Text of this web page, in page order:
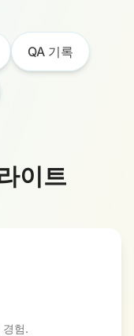
QA 기록
이트
경험.